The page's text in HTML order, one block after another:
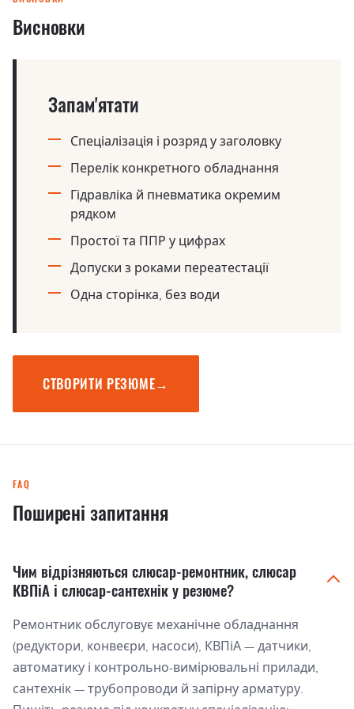
Висновки
Запам'ятати
Спеціалізація і розряд у заголовку
Перелік конкретного обладнання
Гідравліка й пневматика окремим
рядком
Простої та ППР у цифрах
Допуски з роками переатестації
Одна сторінка, без води
СТВОРИТИ РЕЗЮМЕ→
FAQ
Поширені запитання
Чим відрізняються слюсар-ремонтник, слюсар
КВПіА і слюсар-сантехнік у резюме?
Ремонтник обслуговує механічне обладнання
(редуктори, конвеєри, насоси), КВПіА — датчики,
автоматику і контрольно-вимірювальні прилади,
сантехнік — трубопроводи й запірну арматуру.